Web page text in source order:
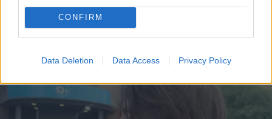
CONFIRM
Data Deletion Data Access Privacy Policy